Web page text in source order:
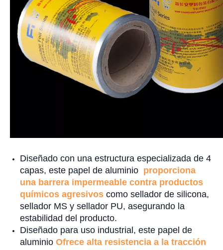
Diseñado con una estructura especializada de 4
capas, este papel de aluminio proporciona
una barrera impermeable contra productos
químicos agresivos como sellador de silicona,
sellador MS y sellador PU, asegurando la
estabilidad del producto.
Diseñado para uso industrial, este papel de
aluminio Ofrece alta resistencia a la tracción